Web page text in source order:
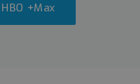
+Max